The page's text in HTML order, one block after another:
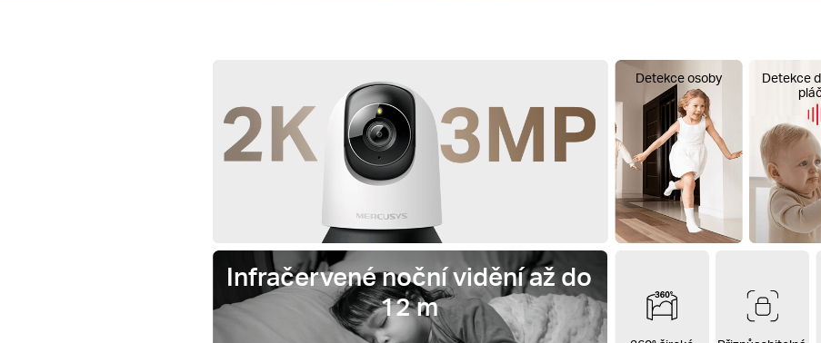
Detekce osoby
Detekce
Infračervené noční vidění až do
12 m